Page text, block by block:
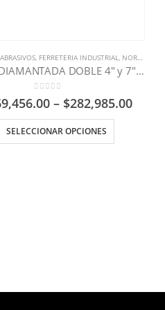
FERRETERIA INDUSTRIAL NORTON
COPA DIAMANTADA DOBLE 4″ y 7″ NORTON
out of 5
– $282,985.00
SELECCIONAR OPCIONES